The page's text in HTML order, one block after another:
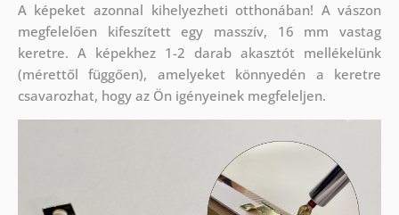
A képeket azonnal kihelyezheti otthonában! A vászon
megfelelően kifeszített egy masszív, 16 mm vastag
keretre. A képekhez 1-2 darab akasztót mellékelünk
(mérettől függően), amelyeket könnyedén a keretre
csavarozhat, hogy az Ön igényeinek megfeleljen.